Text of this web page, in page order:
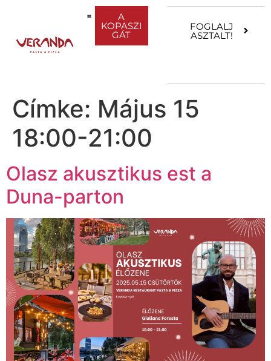
A
KOPASZI
GÁT
FOGLALJ
ASZTALT!
Címke: Május 15
18:00-21:00
Olasz akusztikus est a
Duna-parton